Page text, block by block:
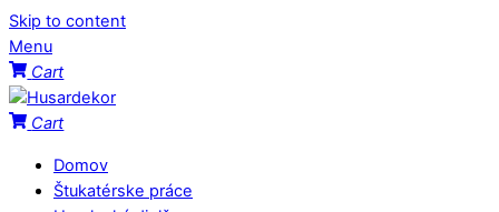
Skip to content
Menu
Cart
Cart
Domov
Štukatérske práce